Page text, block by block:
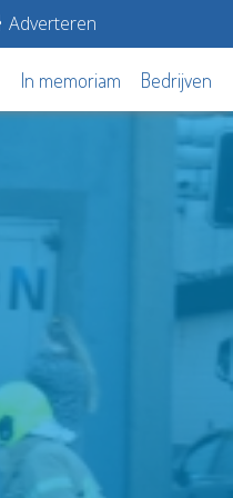
Adverteren
In memoriam Bedrijven